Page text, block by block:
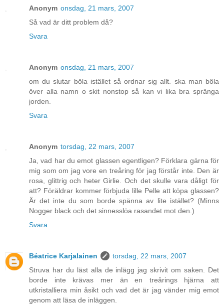
Anonym onsdag, 21 mars, 2007
Så vad är ditt problem då?
Svara
Anonym onsdag, 21 mars, 2007
om du slutar böla istället så ordnar sig allt. ska man böla
över alla namn o skit nonstop så kan vi lika bra spränga
jorden.
Svara
Anonym torsdag, 22 mars, 2007
Ja, vad har du emot glassen egentligen? Förklara gärna för
mig som om jag vore en treåring för jag förstår inte. Den är
rosa, glittrig och heter Girlie. Och det skulle vara dåligt för
att? Föräldrar kommer förbjuda lille Pelle att köpa glassen?
Är det inte du som borde spänna av lite istället? (Minns
Nogger black och det sinnesslöa rasandet mot den.)
Svara
Béatrice Karjalainen
torsdag, 22 mars, 2007
Struva har du läst alla de inlägg jag skrivit om saken. Det
borde inte krävas mer än en treårings hjärna att
utkristalliera min åsikt och vad det är jag vänder mig emot
genom att läsa de inläggen.